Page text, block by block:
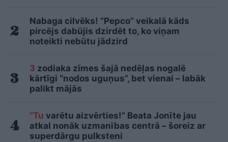
Nabaga cilvēks! “Pepco” veikalā kāds
pircējs dabūjis dzirdēt to, ko viņam
noteikti nebūtu jādzird
3 zodiaka zīmes šajā nedēļas nogalē
kārtīgi “nodos uguņus”, bet vienai – labāk
palikt mājās
“Tu varētu aizvērties!” Beata Jonīte jau
atkal nonāk uzmanības centrā – šoreiz ar
superdārgu pulksteni